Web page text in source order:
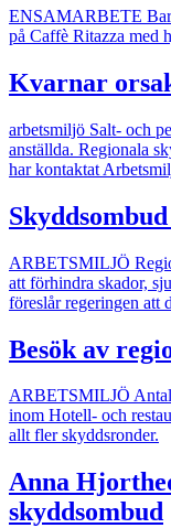
ENSAMARBETE
på Caffè Ritazza med
Kvarnar
arbetsmiljö Salt- och
anställda. Regionala
har kontaktat
ARBETSMILJÖ
att förhindra skador,
föreslår regeringen att
Besök av
ARBETSMILJÖ
inom Hotell- och
allt fler skyddsronder.
Anna
skyddsombud